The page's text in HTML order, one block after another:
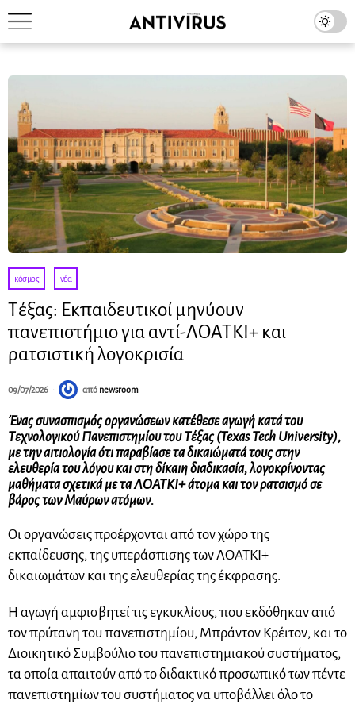
κόσμος · νέα
Τέξας: Εκπαιδευτικοί μηνύουν
πανεπιστήμιο για αντί-ΛΟΑΤΚΙ+ και
ρατσιστική λογοκρισία
09/07/2026 από newsroom
Ένας συνασπισμός οργανώσεων κατέθεσε αγωγή κατά του
Τεχνολογικού Πανεπιστημίου του Τέξας (Texas Tech University),
με την αιτιολογία ότι παραβίασε τα δικαιώματά τους στην
ελευθερία του λόγου και στη δίκαιη διαδικασία, λογοκρίνοντας
μαθήματα σχετικά με τα ΛΟΑΤΚΙ+ άτομα και τον ρατσισμό σε
βάρος των Μαύρων ατόμων.
Οι οργανώσεις προέρχονται από τον χώρο της
εκπαίδευσης, της υπεράσπισης των ΛΟΑΤΚΙ+
δικαιωμάτων και της ελευθερίας της έκφρασης.
Η αγωγή αμφισβητεί τις εγκυκλίους, που εκδόθηκαν από
τον πρύτανη του πανεπιστημίου, Μπράντον Κρέιτον, και το
Διοικητικό Συμβούλιο του πανεπιστημιακού συστήματος,
τα οποία απαιτούν από το διδακτικό προσωπικό των πέντε
πανεπιστημίων του συστήματος να υποβάλλει όλο το